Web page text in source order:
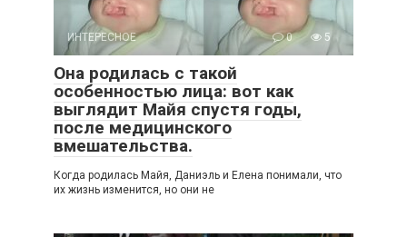
ИНТЕРЕСНОЕ 0 5
Она родилась с такой
особенностью лица: вот как
выглядит Майя спустя годы,
после медицинского
вмешательства.
Когда родилась Майя, Даниэль и Елена понимали, что
их жизнь изменится, но они не